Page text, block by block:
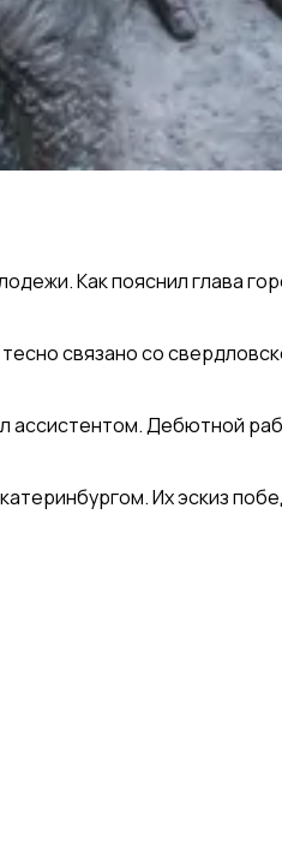
Как пояснил глава
связано со
ассистентом. Дебютной
Их эскиз